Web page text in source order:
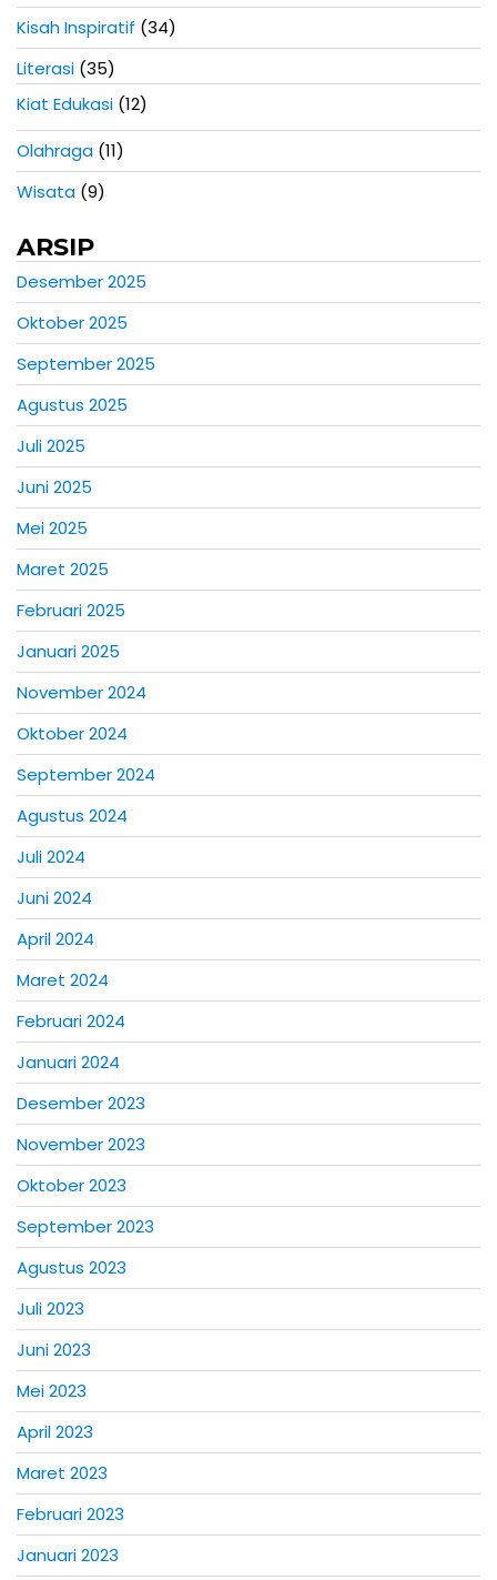
Kisah Inspiratif (34)
Literasi (35)
Kiat Edukasi (12)
Olahraga (11)
Wisata (9)
ARSIP
Desember 2025
Oktober 2025
September 2025
Agustus 2025
Juli 2025
Juni 2025
Mei 2025
Maret 2025
Februari 2025
Januari 2025
November 2024
Oktober 2024
September 2024
Agustus 2024
Juli 2024
Juni 2024
April 2024
Maret 2024
Februari 2024
Januari 2024
Desember 2023
November 2023
Oktober 2023
September 2023
Agustus 2023
Juli 2023
Juni 2023
Mei 2023
April 2023
Maret 2023
Februari 2023
Januari 2023